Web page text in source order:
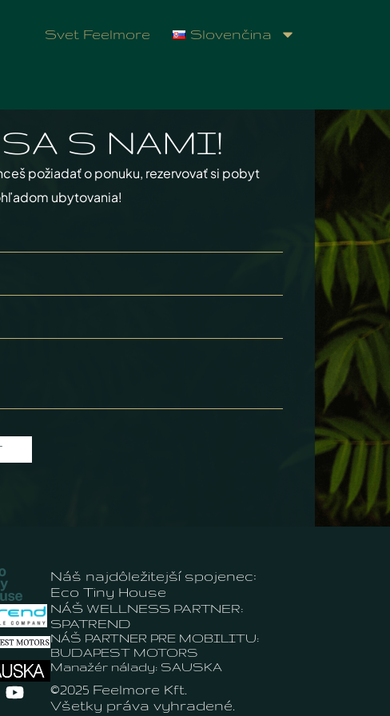
Svet Feelmore Slovenčina
S NAMI!
požiadať o ponuku, rezervovať si pobyt
ubytovania!
Náš najdôležitejší spojenec:
Eco Tiny House
NÁŠ WELLNESS PARTNER:
SPATREND
NÁŠ PARTNER PRE MOBILITU:
BUDAPEST MOTORS
Manažér nálady: SAUSKA
©2025 Feelmore Kft.
Všetky práva vyhradené.